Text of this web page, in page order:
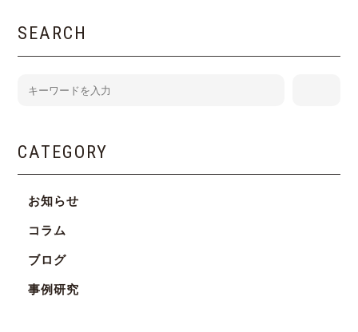
SEARCH
CATEGORY
お知らせ
コラム
ブログ
事例研究